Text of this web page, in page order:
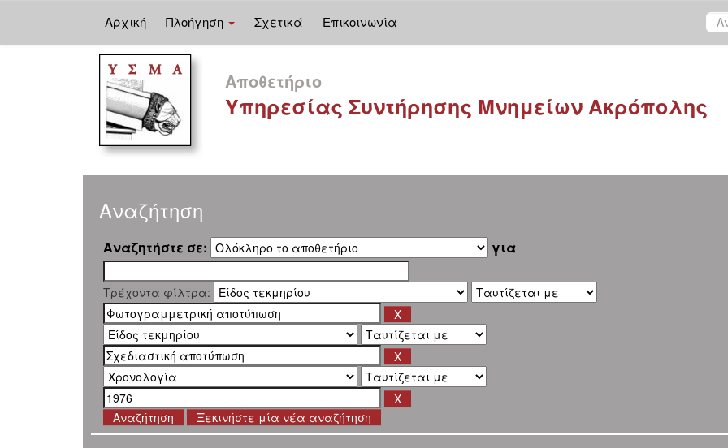
Αρχική Πλοήγηση Σχετικά Επικοινωνία
Αποθετήριο
Υπηρεσίας Συντήρησης Μνημείων Ακρόπολης
Αναζήτηση
Αναζητήστε σε: για
Τρέχοντα φίλτρα:
Ξεκινήστε μία νέα αναζήτηση